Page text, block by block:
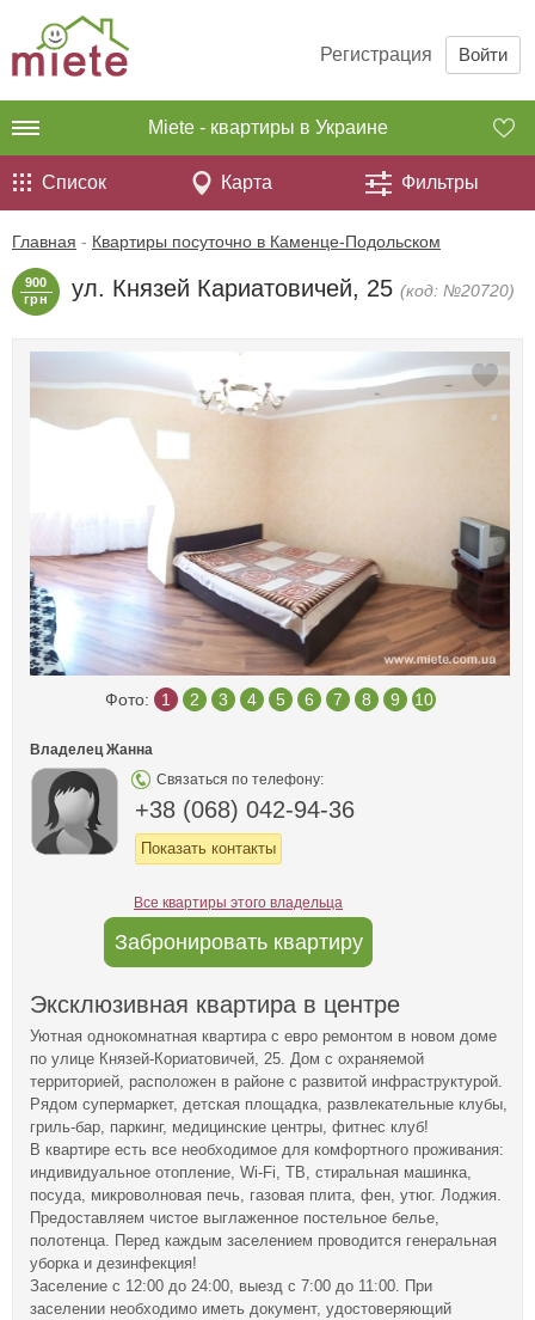
Регистрация Войти
Miete - квартиры в Украине
Список Карта Фильтры
Главная - Квартиры посуточно в Каменце-Подольском
900
грн
ул. Князей Кариатовичей, 25 (код: №20720)
Фото: 1 2 3 4 5 6 7 8 9 10
Владелец Жанна
Связаться по телефону:
+38 (068) 042-94-36
Показать контакты
Все квартиры этого владельца
Забронировать квартиру
Эксклюзивная квартира в центре
Уютная однокомнатная квартира с евро ремонтом в новом доме
по улице Князей-Кориатовичей, 25. Дом с охраняемой
территорией, расположен в районе с развитой инфраструктурой.
Рядом супермаркет, детская площадка, развлекательные клубы,
гриль-бар, паркинг, медицинские центры, фитнес клуб!
В квартире есть все необходимое для комфортного проживания:
индивидуальное отопление, Wi-Fi, ТВ, стиральная машинка,
посуда, микроволновая печь, газовая плита, фен, утюг. Лоджия.
Предоставляем чистое выглаженное постельное белье,
полотенца. Перед каждым заселением проводится генеральная
уборка и дезинфекция!
Заселение с 12:00 до 24:00, выезд с 7:00 до 11:00. При
заселении необходимо иметь документ, удостоверяющий